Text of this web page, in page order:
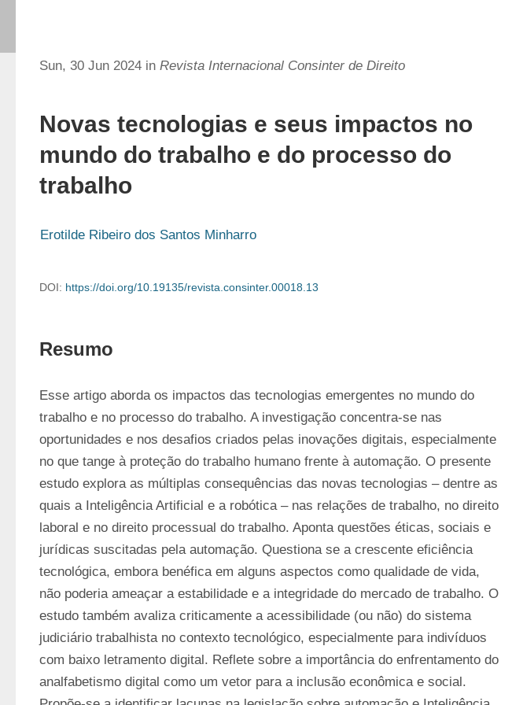
Sun, 30 Jun 2024 in Revista Internacional Consinter de Direito
Novas tecnologias e seus impactos no
mundo do trabalho e do processo do
trabalho
Erotilde Ribeiro dos Santos Minharro
DOI: https://doi.org/10.19135/revista.consinter.00018.13
Resumo
Esse artigo aborda os impactos das tecnologias emergentes no mundo do
trabalho e no processo do trabalho. A investigação concentra-se nas
oportunidades e nos desafios criados pelas inovações digitais, especialmente
no que tange à proteção do trabalho humano frente à automação. O presente
estudo explora as múltiplas consequências das novas tecnologias – dentre as
quais a Inteligência Artificial e a robótica – nas relações de trabalho, no direito
laboral e no direito processual do trabalho. Aponta questões éticas, sociais e
jurídicas suscitadas pela automação. Questiona se a crescente eficiência
tecnológica, embora benéfica em alguns aspectos como qualidade de vida,
não poderia ameaçar a estabilidade e a integridade do mercado de trabalho. O
estudo também avaliza criticamente a acessibilidade (ou não) do sistema
judiciário trabalhista no contexto tecnológico, especialmente para indivíduos
com baixo letramento digital. Reflete sobre a importância do enfrentamento do
analfabetismo digital como um vetor para a inclusão econômica e social.